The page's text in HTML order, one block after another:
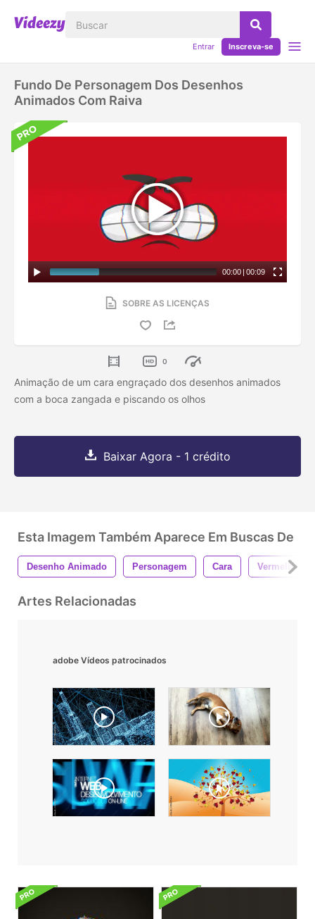
Entrar Inscreva-se
Fundo De Personagem Dos Desenhos
Animados Com Raiva
00:00 | 00:09
SOBRE AS LICENÇAS
0
Animação de um cara engraçado dos desenhos animados
com a boca zangada e piscando os olhos
Baixar Agora - 1 crédito
Esta Imagem Também Aparece Em Buscas De
Desenho Animado Personagem Cara Vermelho
Artes Relacionadas
adobe Vídeos patrocinados